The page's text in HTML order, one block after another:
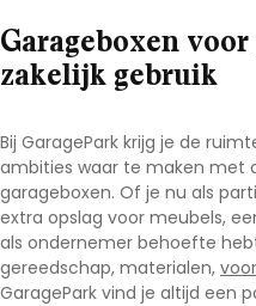
Garageboxen
zakelijk gebruik
Bij GaragePark krijg je de
ambities waar te maken met
garageboxen. Of je nu als
extra opslag voor meubels,
als ondernemer behoefte
gereedschap, materialen,
GaragePark vind je altijd een